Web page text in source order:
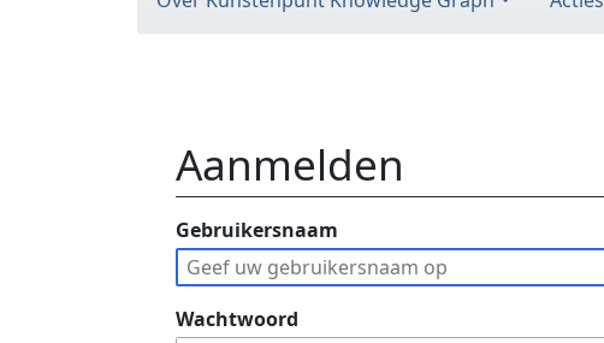
Aanmelden
Ga naar:navigatie,
Gebruikersnaam
Wachtwoord